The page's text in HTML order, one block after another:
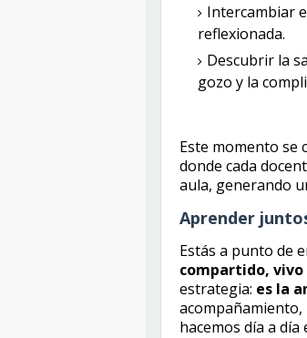
Intercambiar
reflexionada.
Descubrir la
gozo y la
Este momento se
donde cada
aula, generando
Aprender
Estás a punto de
compartido,
estrategia: es la
hacemos día a día